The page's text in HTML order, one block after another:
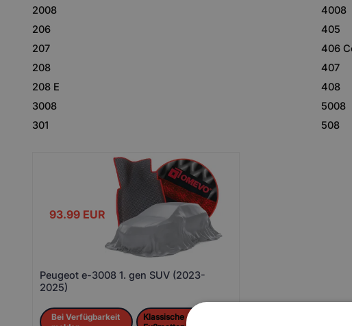
2008
206
207
208
208 E
3008
301
4008
405
406
407
408
5008
508
93.99 EUR
Peugeot e-3008 1. gen SUV (2023-
2025)
Bei Verfügbarkeit
Klassische